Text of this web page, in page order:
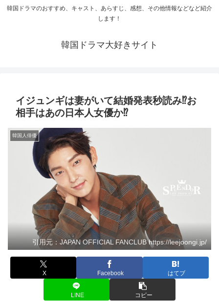
韓国ドラマのおすすめ、キャスト、あらすじ、感想、その他情報などなど紹介
します！
韓国ドラマ大好きサイト
イジュンギは妻がいて結婚発表秒読み⁉お
相手はあの日本人女優か⁉
韓国人俳優
引用元：JAPAN OFFICIAL FANCLUB https://leejoongi.jp/
X Facebook はてブ
LINE コピー